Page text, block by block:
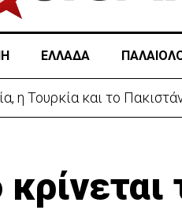
ΕΛΛΑΔΑ
η Τουρκία και το